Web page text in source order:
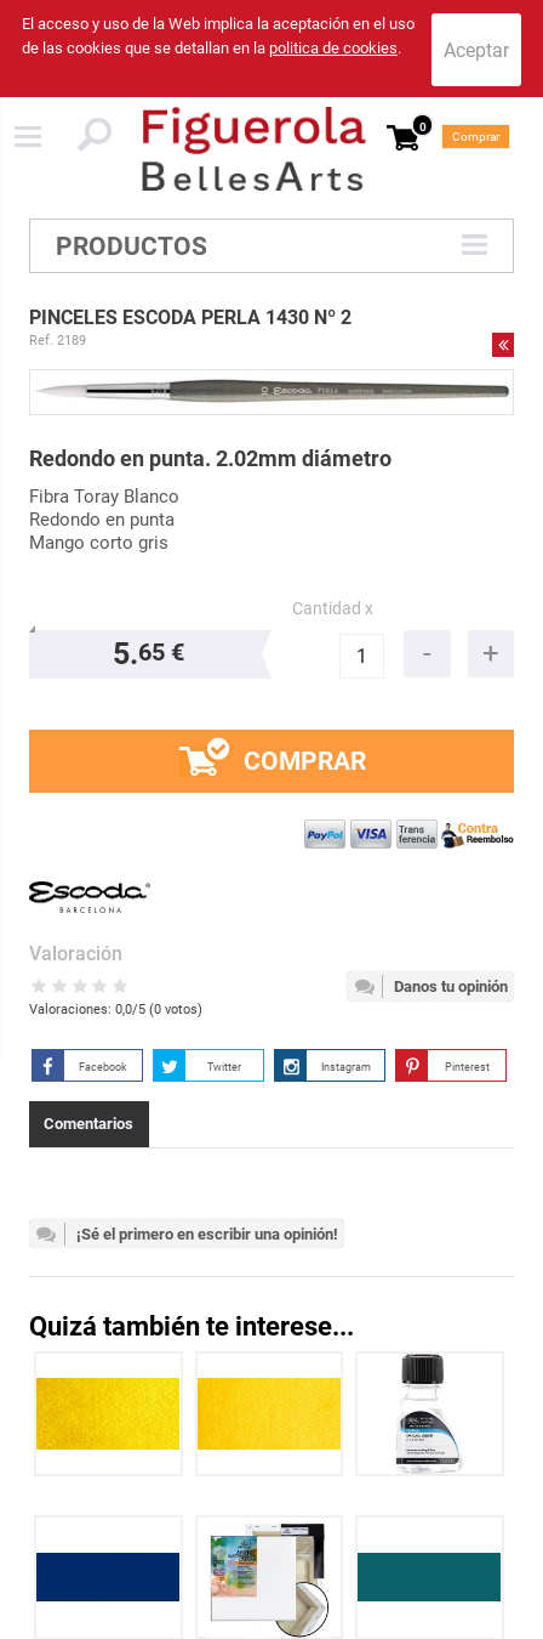
El acceso y uso de la Web implica la aceptación en el uso
de las cookies que se detallan en la politica de cookies.
0
Comprar
PRODUCTOS
PINCELES ESCODA PERLA 1430 Nº 2
Ref. 2189
Redondo en punta. 2.02mm diámetro
Fibra Toray Blanco
Redondo en punta
Mango corto gris
5.65 €
Cantidad x
COMPRAR
Danos tu opinión
Valoración
Valoraciones: 0,0/5 (0votos)
Facebook Twitter Instagram Pinterest
Comentarios
¡Sé el primero en escribir una opinión!
Quizá también te interese...